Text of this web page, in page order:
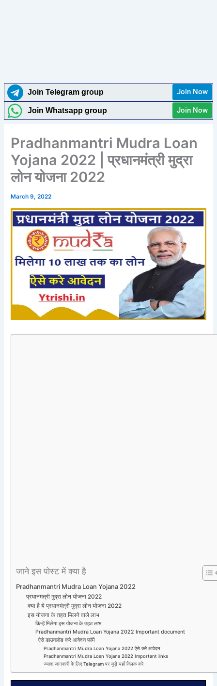
Join Telegram group Join Now
Join Whatsapp group Join Now
Pradhanmantri Mudra Loan
Yojana 2022 | प्रधानमंत्री मुद्रा
लोन योजना 2022
March 9, 2022
जाने इस पोस्ट में क्या है
Pradhanmantri Mudra Loan Yojana 2022
प्रधानमंत्री मुद्रा लोन योजना 2022
क्या है ये प्रधानमंत्री मुद्रा लोन योजना 2022
इस योजना के तहत मिलने वाले लाभ
किन्हें मिलेगा इस योजना के तहत लाभ
Pradhanmantri Mudra Loan Yojana 2022 Important document
ऐसे डाउनलोड करे आवेदन फॉर्म
Pradhanmantri Mudra Loan Yojana 2022 ऐसे करे आवेदन
Pradhanmantri Mudra Loan Yojana 2022 Important links
ज्यादा जानकारी के लिए Telegram पर जुड़े यहाँ क्लिक करे